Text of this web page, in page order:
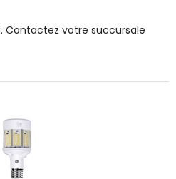
Contactez votre succursale